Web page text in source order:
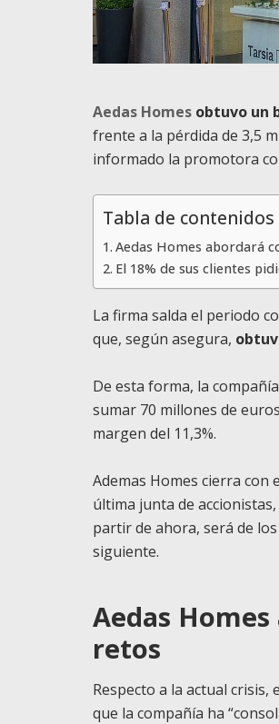
Aedas Homes obtuvo un
frente a la pérdida de 3,5
informado la promotora
Tabla de contenidos
Aedas Homes abordará
El 18% de sus clientes
La firma salda el periodo
que, según asegura,
De esta forma, la
sumar 70 millones de
margen del 11,3%.
Ademas Homes cierra con
última junta de accionistas,
partir de ahora, será de
siguiente.
Aedas
retos
Respecto a la actual
que la compañía ha